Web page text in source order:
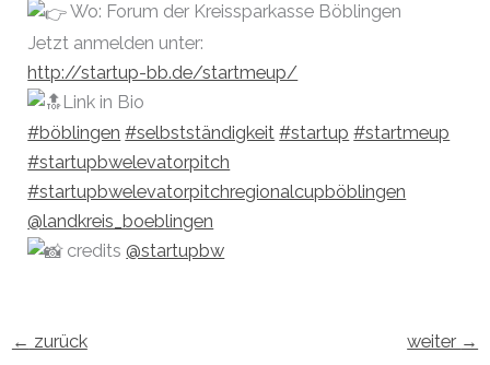
Wo: Forum der Kreissparkasse Böblingen
Jetzt anmelden unter:
http://startup-bb.de/startmeup/
Link in Bio
#böblingen #selbstständigkeit #startup #startmeup
#startupbwelevatorpitch
#startupbwelevatorpitchregionalcupböblingen
@landkreis_boeblingen
credits@startupbw
← zurück weiter →